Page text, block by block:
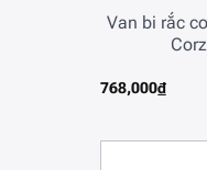
Van bi rắc
768,000₫